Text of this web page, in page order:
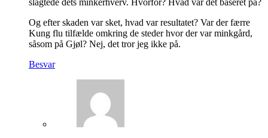
Og efter skaden var sket, hvad var resultatet? Var der færre
Kung flu tilfælde omkring de steder hvor der var minkgård,
såsom på Gjøl? Nej, det tror jeg ikke på.
Besvar